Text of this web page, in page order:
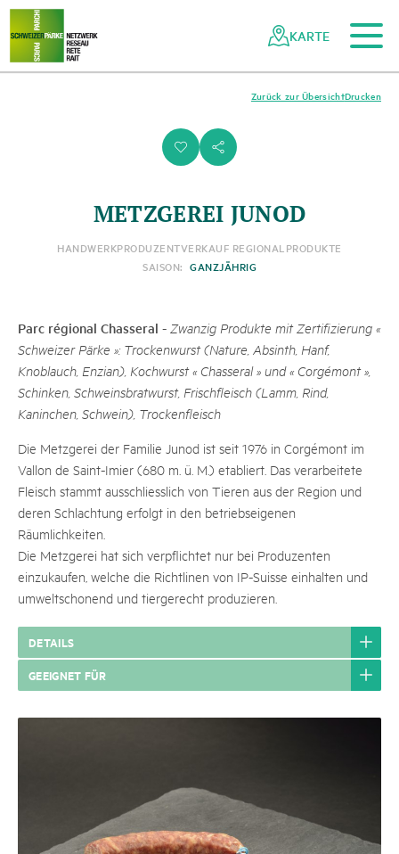
Navigieren
Netzwerk
Schweizer
Schnellnavigation
Zum Hauptinhalt
Zur mobilen Navigation
Zur Suche
Zum Fussbereich
Zur Sitemap
KARTE
i s
Drucken
Zurück zur Übersicht
METZGEREI JUNOD
HANDWERKPRODUZENTVERKAUF REGIONALPRODUKTE
SAISON: GANZJÄHRIG
Parc régional Chasseral - Zwanzig Produkte mit Zertifizierung «
Schweizer Pärke »: Trockenwurst (Nature, Absinth, Hanf,
Knoblauch, Enzian), Kochwurst « Chasseral » und « Corgémont »,
Schinken, Schweinsbratwurst, Frischfleisch (Lamm, Rind,
Kaninchen, Schwein), Trockenfleisch
Die Metzgerei der Familie Junod ist seit 1976 in Corgémont im
Vallon de Saint-Imier (680 m. ü. M.) etabliert. Das verarbeitete
Fleisch stammt ausschliesslich von Tieren aus der Region und
deren Schlachtung erfolgt in den betriebseigenen
Räumlichkeiten.
Die Metzgerei hat sich verpflichtet nur bei Produzenten
einzukaufen, welche die Richtlinen von IP-Suisse einhalten und
umweltschonend und tiergerecht produzieren.
DETAILS
GEEIGNET FÜR